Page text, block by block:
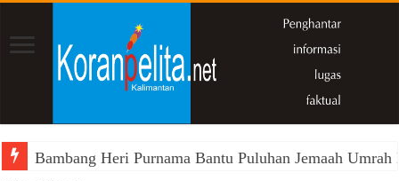
Bambang Heri Purnama Bantu Puluhan Jemaah